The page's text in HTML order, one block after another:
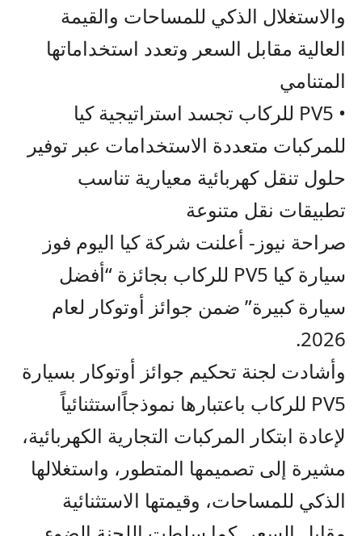
والاستغلال الذكي للمساحات والقيمة
العالية مقابل السعر وتعدد استخداماتها
المتنامي
•
PV5 للركاب تجسد استراتيجية كيا
للمركبات متعددة الاستخدامات عبر توفير
حلول تنقل كهربائية معيارية تناسب
تطبيقات نقل متنوعة
صراحة نيوز- أعلنت شركة كيا اليوم فوز
سيارة كيا PV5 للركاب بجائزة “أفضل
سيارة كبيرة” ضمن جوائز أوتوكار لعام
2026.
وأشادت لجنة تحكيم جوائز أوتوكار بسيارة
PV5 للركاب باعتبارها نموذجاًاستثنائياً
لإعادة ابتكار المركبات التجارية الكهربائية،
مشيرة إلى تصميمها المتطور، واستغلالها
الذكي للمساحات، وقيمتها الاستثنائية